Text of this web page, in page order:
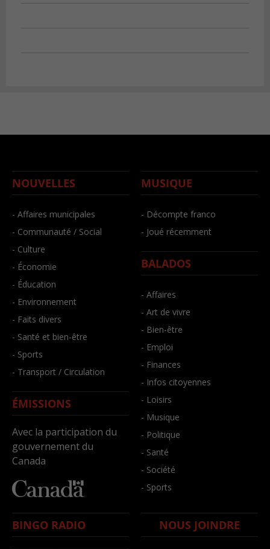
NOUVELLES
- Affaires municipales
- Communauté / Social
- Culture
- Économie
- Éducation
- Environnement
- Faits divers
- Santé et bien-être
- Sports
- Transport / Circulation
ÉMISSIONS
Avec la participation du
gouvernement du
Canada
MUSIQUE
- Décompte franco
- Joué récemment
BALADOS
- Affaires
- Art de vivre
- Bien-être
- Emploi
- Finances
- Infos citoyennes
- Loisirs
- Musique
- Politique
- Santé
- Société
- Sports
BINGO RADIO NOUS JOINDRE